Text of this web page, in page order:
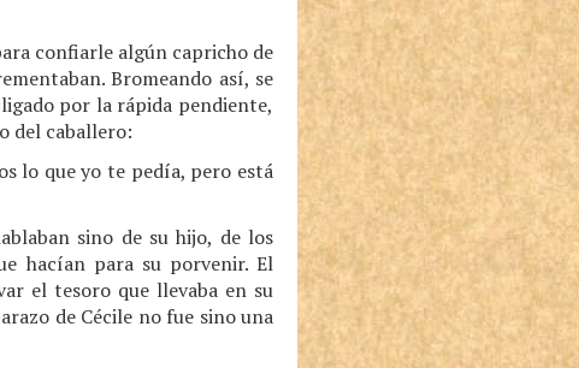
confiarle algún capricho de
Bromeando así, se
por la rápida pendiente,
del caballero:
lo que yo te pedía, pero está
sino de su hijo, de los
hacían para su porvenir. El
el tesoro que llevaba en su
de Cécile no fue sino una